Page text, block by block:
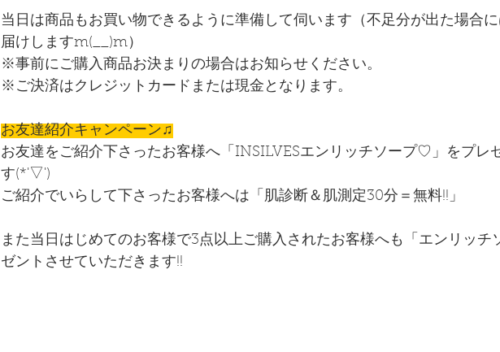
当日は商品もお買い物できるように準備して伺います（不足分が出た場合
届けしますm(__)m）
※事前にご購入商品お決まりの場合はお知らせください。
※ご決済はクレジットカードまたは現金となります。
お友達紹介キャンペーン♫
お友達をご紹介下さったお客様へ「INSILVESエンリッチソープ♡」をプレ
す(*'▽')
ご紹介でいらして下さったお客様へは「肌診断＆肌測定30分＝無料!!」
また当日はじめてのお客様で3点以上ご購入されたお客様へも「エンリッ
ゼントさせていただきます!!